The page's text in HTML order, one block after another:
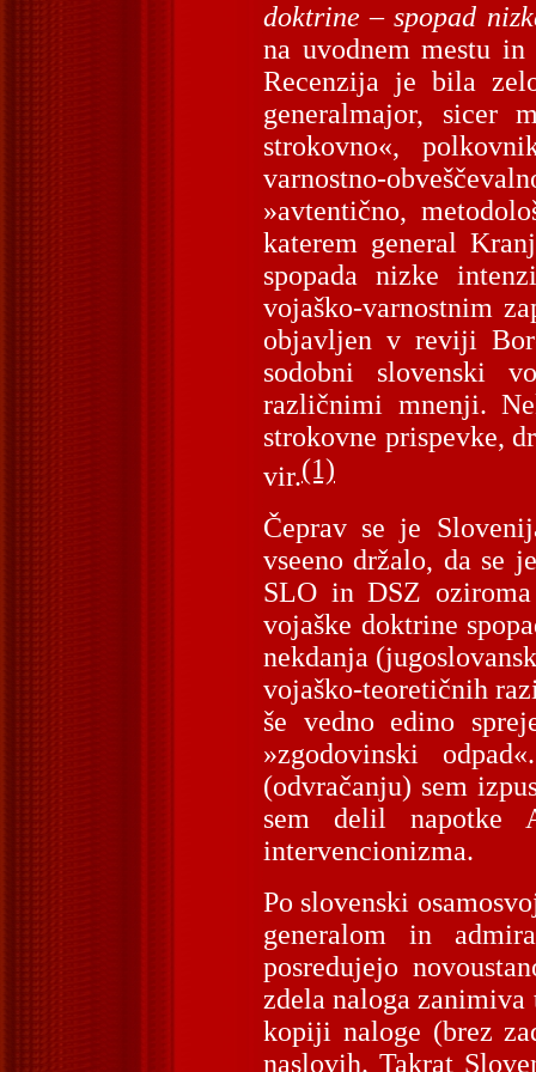
doktrine – spopad
na uvodnem mestu
Recenzija je bila
generalmajor, sicer
strokovno«,
varnostno-
»avtentično,
katerem general
spopada nizke
vojaško-varnostnim
objavljen v reviji
sodobni slovenski
različnimi mnenji.
strokovne prispevke,
vir.(1)
Čeprav se je
vseeno držalo, da se
SLO in DSZ
vojaške doktrine
nekdanja
vojaško-teoretičnih
še vedno edino
»zgodovinski
(odvračanju) sem
sem delil napotke
intervencionizma.
Po slovenski
generalom in
posredujejo
zdela naloga zanimiva
kopiji naloge (brez
naslovih. Takrat